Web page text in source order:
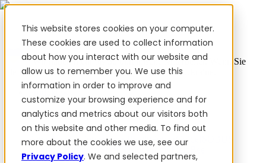
This website stores cookies on your computer.
These cookies are used to collect information
about how you interact with our website and
allow us to remember you. We use this
information in order to improve and
customize your browsing experience and for
analytics and metrics about our visitors both
on this website and other media. To find out
more about the cookies we use, see our
Privacy Policy. We and selected partners,
✨ Wir haben mehr als 50 ukrainische Mitarbeiter. Wenn Sie
FieldBee-Produkte kaufen, unterstützen Sie die Ukraine.
Produkte
PowerSteer™PowerSteer ReadyPowerGuide
PowerSteer VisionPro